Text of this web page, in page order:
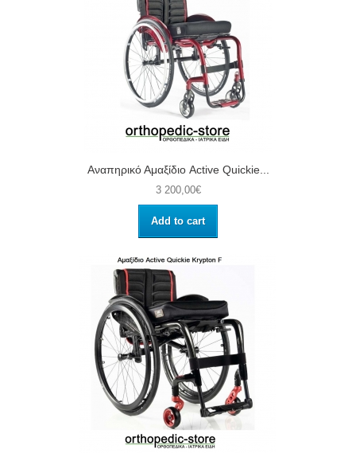
Αναπηρικό Αμαξίδιο Active Quickie...
3 200,00€
Add to cart